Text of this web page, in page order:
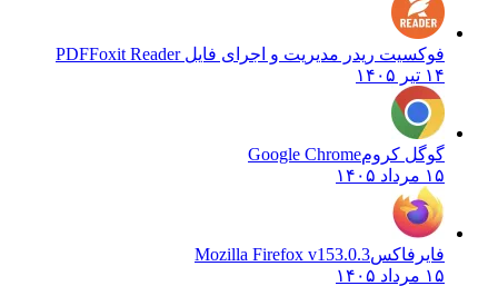
فوکسیت ریدر مدیریت و اجرای فایل PDFFoxit Reader
۱۴ تیر ۱۴۰۵
گوگل کرومGoogle Chrome
۱۵ مرداد ۱۴۰۵
فایرفاکسMozilla Firefox v153.0.3
۱۵ مرداد ۱۴۰۵